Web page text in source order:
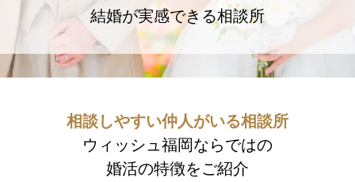
親御様から始める婚活 プラチナ倶楽部
ウィッシュブログ
結婚が実感できる相談所
相談しやすい仲人がいる相談所
ウィッシュ福岡ならではの
婚活の特徴をご紹介